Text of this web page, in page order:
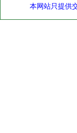
本网站只提供